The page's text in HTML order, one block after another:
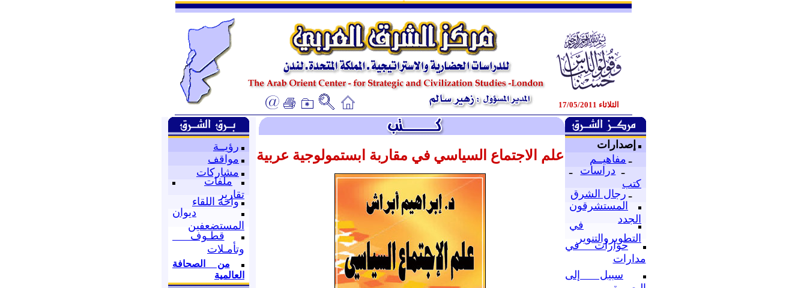
ـ
ـ
الثلاثاء 17/05/2011
رؤيــة
مواقف
مشاركات
ملفات
تقارير
واحة اللقاء
ديوان
المستضعفين
قطـوف
وتأمـلات
من الصحافة
العالمية
إصدارات
ـ مفاهيــم
ـ دراسات
ـ
كتب
ـ رجال الشرق
المستشرقون
الجدد
في
التطويروالتنوير
حوارات في
مدارات
سبيل إلى
علم الاجتماع السياسي في مقاربة ابستمولوجية عربية